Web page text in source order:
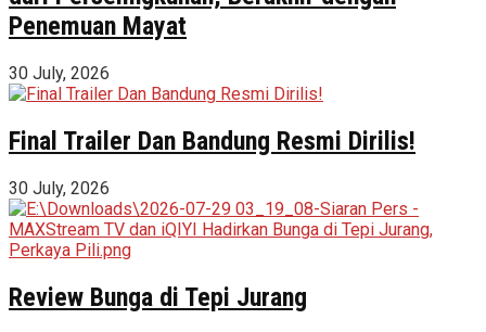
Penemuan Mayat
30 July, 2026
Final Trailer Dan Bandung Resmi Dirilis!
30 July, 2026
Review Bunga di Tepi Jurang